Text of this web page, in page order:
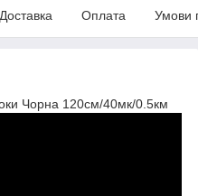
Доставка Оплата Умови
Чорна 120см/40мк/0.5км